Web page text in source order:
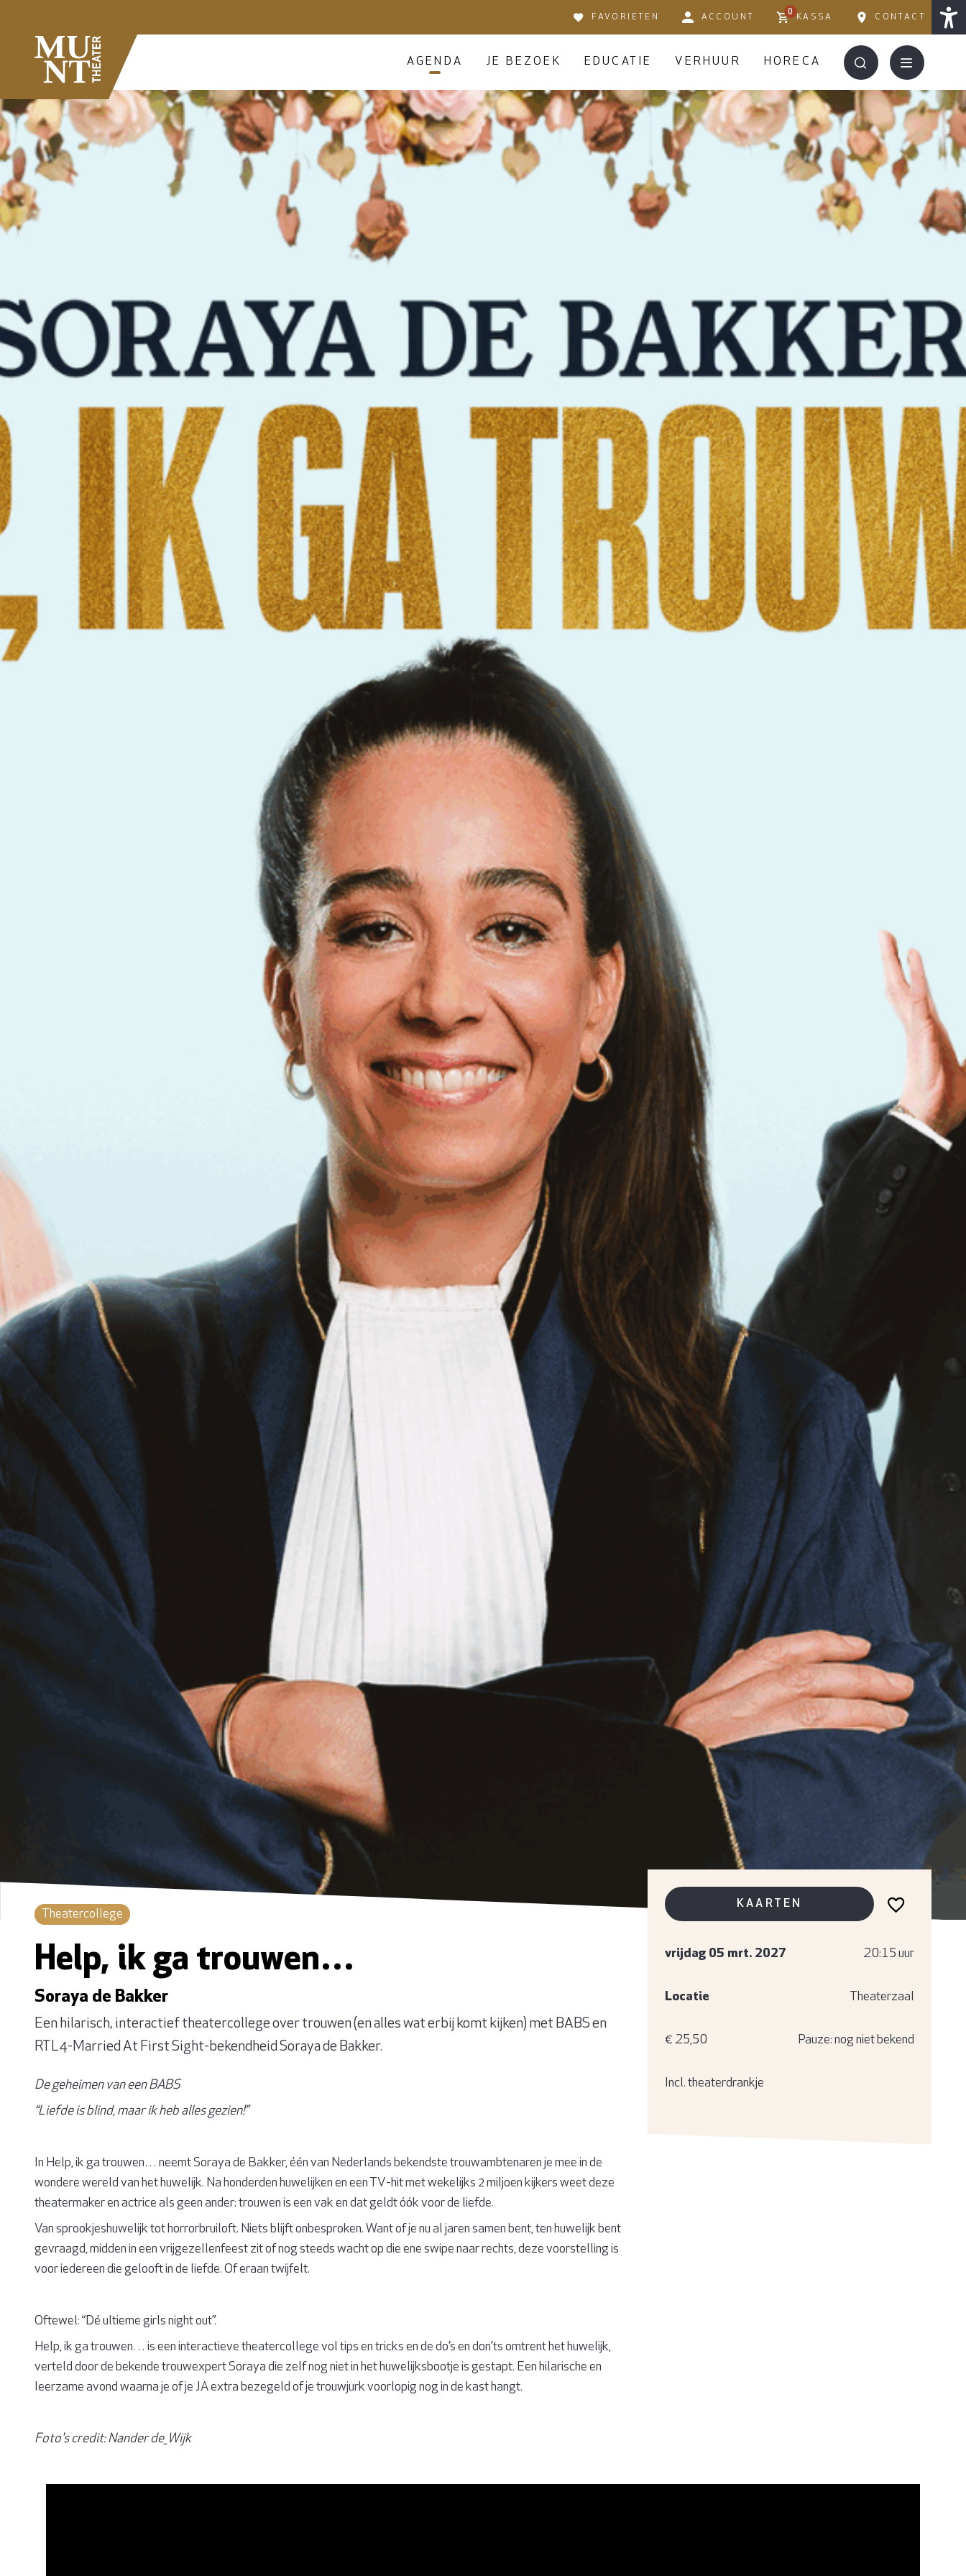
FAVORIETEN ACCOUNT
0
KASSA CONTACT
AGENDA JE BEZOEK EDUCATIE VERHUUR HORECA
Theatercollege
Help, ik ga trouwen…
Soraya de Bakker
Een hilarisch, interactief theatercollege over trouwen (en alles wat erbij komt kijken) met BABS en
RTL4-Married At First Sight-bekendheid Soraya de Bakker.
De geheimen van een BABS
“Liefde is blind, maar ik heb alles gezien!”
In Help, ik ga trouwen… neemt Soraya de Bakker, één van Nederlands bekendste trouwambtenaren je mee in de
wondere wereld van het huwelijk. Na honderden huwelijken en een TV-hit met wekelijks 2 miljoen kijkers weet deze
theatermaker en actrice als geen ander: trouwen is een vak en dat geldt óók voor de liefde.
Van sprookjeshuwelijk tot horrorbruiloft. Niets blijft onbesproken. Want of je nu al jaren samen bent, ten huwelijk bent
gevraagd, midden in een vrijgezellenfeest zit of nog steeds wacht op die ene swipe naar rechts, deze voorstelling is
voor iedereen die gelooft in de liefde. Of eraan twijfelt.
Oftewel: “Dé ultieme girls night out”.
Help, ik ga trouwen… is een interactieve theatercollege vol tips en tricks en de do’s en don’ts omtrent het huwelijk,
verteld door de bekende trouwexpert Soraya die zelf nog niet in het huwelijksbootje is gestapt. Een hilarische en
leerzame avond waarna je of je JA extra bezegeld of je trouwjurk voorlopig nog in de kast hangt.
Foto's credit: Nander de_Wijk
KAARTEN
vrijdag 05 mrt. 2027 20:15 uur
Locatie Theaterzaal
€ 25,50 Pauze: nog niet bekend
Incl. theaterdrankje